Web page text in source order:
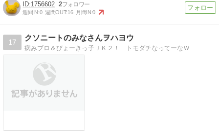
1756602 2
週間IN:0 週間OUT:16 月間IN:0
17
クソニートのみなさんヲハヨウ
病みブロ＆びょーきっ子ＪＫ２！ トモダチなってーなＷ